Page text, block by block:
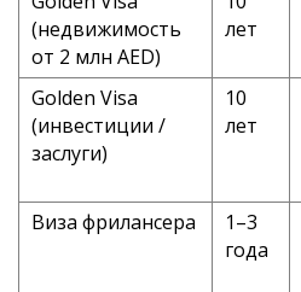
(недвижимость
от 2 млн AED)
лет
Golden Visa
(инвестиции /
заслуги)
10
лет
Виза фрилансера
1–3
года